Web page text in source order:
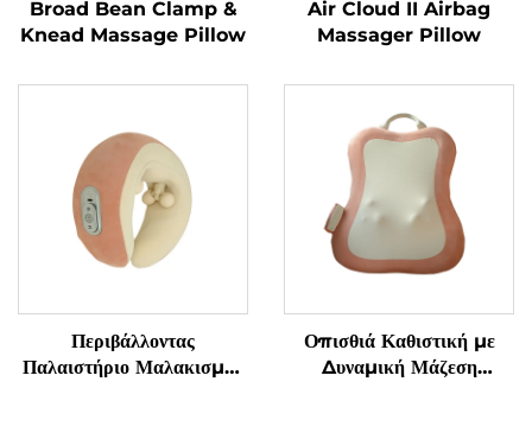
Broad Bean Clamp &
Knead Massage Pillow
Air Cloud II Airbag
Massager Pillow
Περιβάλλοντας
Παλαιστήριο Μαλακισμού
Οπισθιά Καθιστική με
Δυναμική Μάζεση